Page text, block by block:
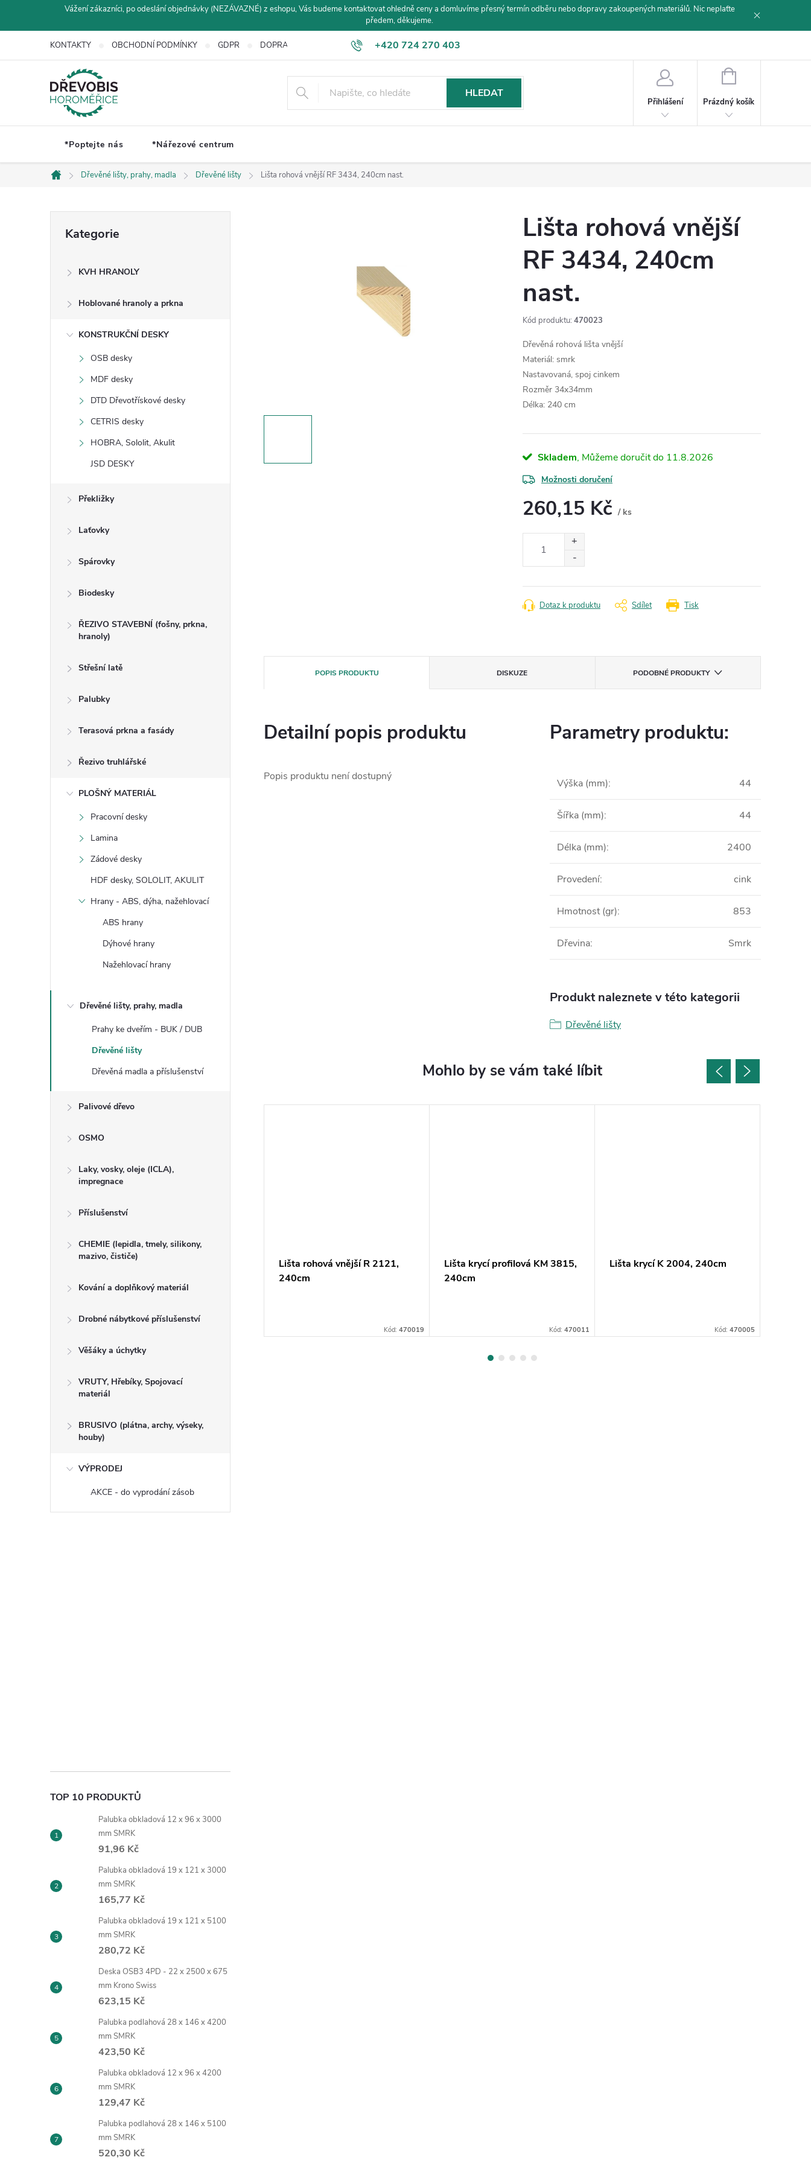
Vážení zákazníci, po odeslání objednávky (NEZÁVAZNÉ) z eshopu, Vás budeme kontaktovat ohledně ceny a domluvíme přesný termín odběru nebo dopravy zakoupených materiálů. Nic neplaťte
předem, děkujeme.
+420 724 270 403
KONTAKTY OBCHODNÍ PODMÍNKY GDPR DOPRAVA A PLATBA
HLEDAT
Přihlášení
NÁKUPNÍ
Prázdný košík
*Poptejte nás *Nářezové centrum
Domů
Dřevěné lišty, prahy, madla Dřevěné lišty Lišta rohová vnější RF 3434, 240cm nast.
kategorie
Kategorie
KVH HRANOLY
Hoblované hranoly a prkna
KONSTRUKČNÍ DESKY
OSB desky
MDF desky
DTD Dřevotřískové desky
CETRIS desky
HOBRA, Sololit, Akulit
JSD DESKY
Překližky
Laťovky
Spárovky
Biodesky
ŘEZIVO STAVEBNÍ (fošny, prkna,
hranoly)
Střešní latě
Palubky
Terasová prkna a fasády
Řezivo truhlářské
PLOŠNÝ MATERIÁL
Pracovní desky
Lamina
Zádové desky
HDF desky, SOLOLIT, AKULIT
Hrany - ABS, dýha, nažehlovací
ABS hrany
Dýhové hrany
Nažehlovací hrany
Dřevěné lišty, prahy, madla
Prahy ke dveřím - BUK / DUB
Dřevěné lišty
Dřevěná madla a příslušenství
Palivové dřevo
OSMO
Laky, vosky, oleje (ICLA),
impregnace
Příslušenství
CHEMIE (lepidla, tmely, silikony,
mazivo, čističe)
Kování a doplňkový materiál
Drobné nábytkové příslušenství
Věšáky a úchytky
VRUTY, Hřebíky, Spojovací
materiál
BRUSIVO (plátna, archy, výseky,
houby)
VÝPRODEJ
AKCE - do vyprodání zásob
TOP 10 PRODUKTŮ
Palubka obkladová 12 x 96 x 3000
mm SMRK
91,96 Kč
Palubka obkladová 19 x 121 x 3000
mm SMRK
165,77 Kč
Palubka obkladová 19 x 121 x 5100
mm SMRK
280,72 Kč
Deska OSB3 4PD - 22 x 2500 x 675
mm Krono Swiss
623,15 Kč
Palubka podlahová 28 x 146 x 4200
mm SMRK
423,50 Kč
Palubka obkladová 12 x 96 x 4200
mm SMRK
129,47 Kč
Palubka podlahová 28 x 146 x 5100
mm SMRK
520,30 Kč
Lišta rohová vnější
RF 3434, 240cm
nast.
Kód produktu: 470023
Dřevěná rohová lišta vnější
Materiál: smrk
Nastavovaná, spoj cinkem
Rozměr 34x34mm
Délka: 240 cm
Skladem 11.8.2026
Možnosti doručení
260,15 Kč / ks
Tisk
Dotaz k produktu Sdílet
POPIS PRODUKTU DISKUZE PODOBNÉ PRODUKTY
Detailní popis produktu
Popis produktu není dostupný
Parametry produktu:
Výška (mm): 44
Šířka (mm): 44
Délka (mm): 2400
Provedení: cink
Hmotnost (gr): 853
Dřevina: Smrk
Produkt naleznete v této kategorii
Dřevěné lišty
Lišta podlahová P 3622,
Lišta rohová vnější R 2121,
240cm
Kód: 470019
Lišta krycí profilová KM 3815,
240cm
Kód: 470011
Lišta krycí K 2004, 240cm
Kód: 470005